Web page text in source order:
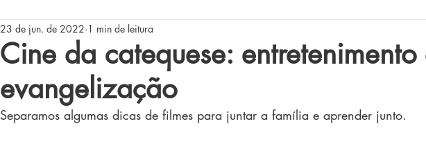
Cine da catequese: entretenimento
evangelização
23 de jun. de 2022 1 min de leitura
Separamos algumas dicas de filmes para juntar a família e aprender junto.